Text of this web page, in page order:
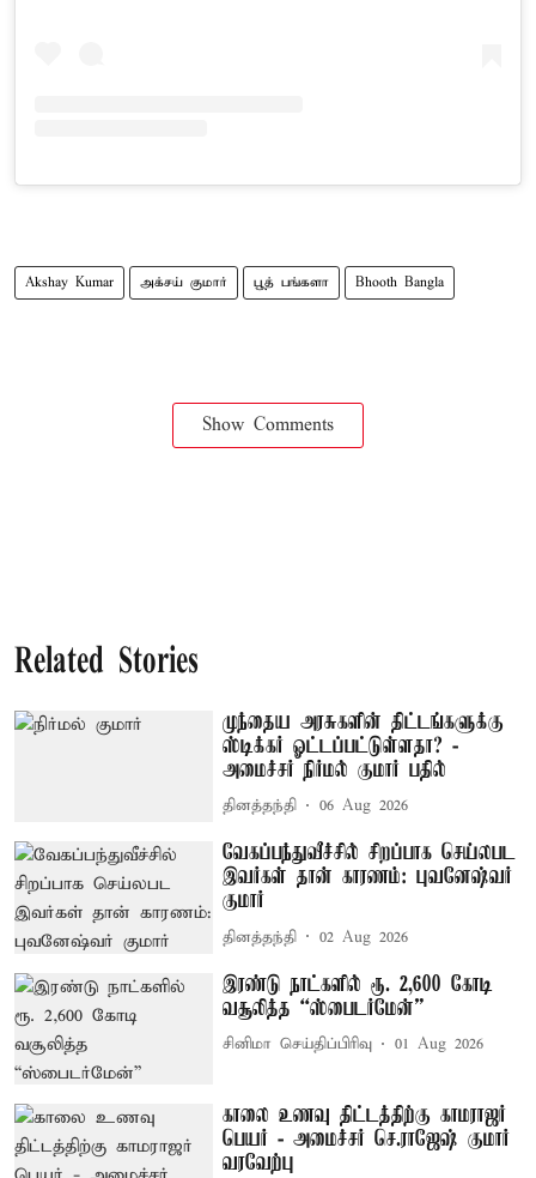
Akshay Kumar அக்சய் குமார் பூத் பங்களா Bhooth Bangla
Show Comments
Related Stories
முந்தைய அரசுகளின் திட்டங்களுக்கு
ஸ்டிக்கர் ஓட்டப்பட்டுள்ளதா? -
அமைச்சர் நிர்மல் குமார் பதில்
தினத்தந்தி 06 Aug 2026
வேகப்பந்துவீச்சில் சிறப்பாக செய்லபட
இவர்கள் தான் காரணம்: புவனேஷ்வர்
குமார்
தினத்தந்தி 02 Aug 2026
இரண்டு நாட்களில் ரூ. 2,600 கோடி
வசூலித்த “ஸ்பைடர்மேன்”
சினிமா செய்திப்பிரிவு 01 Aug 2026
காலை உணவு திட்டத்திற்கு காமராஜர்
பெயர் - அமைச்சர் செ.ராஜேஷ் குமார்
வரவேற்பு